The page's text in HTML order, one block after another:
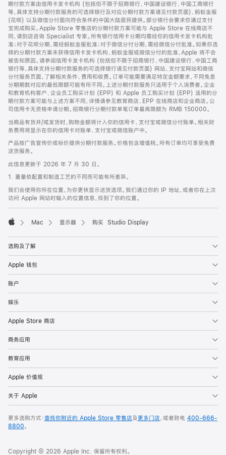
期付款方案由信用卡发卡机构 (包括但不限于招商银行、中国建设银行、中国工商银行
等，具体支持分期付款服务的可选择银行及对应分期付款方案请见付款页面)、蚂蚁金服
(花呗) 以及微信分付面向符合条件的中国大陆居民提供。部分银行会要求你通过支付
宝完成购买。Apple Store 零售店的分期付款方案可能与 Apple Store 在线商店不
同，请到店咨询 Specialist 专家。所有银行信用卡分期均需经你的信用卡发卡机构批
准；对于花呗分期，需经蚂蚁金服批准；对于微信分付分期，需经微信分付批准。如果你选
择的分期付款方案未获得信用卡发卡机构、蚂蚁金服或微信分付的批准，Apple 将不会
被告知原因。请参阅信用卡发卡机构 (包括但不限于招商银行、中国建设银行、中国工商
银行等，具体支持分期付款服务的可选择银行请见付款页面) 网站、支付宝网站和微信
分付服务页面，了解相关条件、费用和收费。订单可能需要满足特定金额要求，不同免息
分期期数对应的最低限额可能有所不同。上述分期付款服务只适用于个人消费者。企业
和教育机构客户、企业员工购买计划 (EPP) 和 Apple 员工购买计划 (EPP) 适用的分
期付款方案可能与上述方案不同，详情请参见教育商店、EPP 在线商店和企业商店。公
司信用卡无资格申请分期。招商银行分期付款单笔订单最高限额为 RMB 150000。
当商品有货并/或发货时，购物金额将计入你的信用卡、支付宝或微信分付账单。相关财
务费用将显示在你的信用卡对账单、支付宝或微信账户中。
产品按广告宣传价或标价提供分期付款服务。价格包含增值税。所有订单均可享受免费
送货服务。
此信息更新于 2026 年 7 月 30 日。
1. 重量依配置和制造工艺的不同而可能有所差异。
我们会使用你所在位置，为你更快显示送货选项。我们通过你的 IP 地址，或者你在上次
访问 Apple 网站时输入的位置信息，找到了你的位置。
Mac 显示器 购买 Studio Display
选购及了解
Apple 钱包
账户
娱乐
Apple Store 商店
商务应用
教育应用
Apple 价值观
关于 Apple
更多选购方式：查找你附近的 Apple Store 零售店及更多门店，或者致电 400-666-
8800。
Copyright © 2026 Apple Inc. 保留所有权利。